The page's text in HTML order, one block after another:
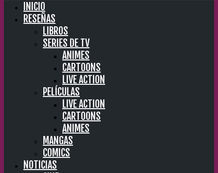
INICIO
RESEÑAS
LIBROS
SERIES DE TV
ANIMES
CARTOONS
LIVE ACTION
PELÍCULAS
LIVE ACTION
CARTOONS
ANIMES
MANGAS
COMICS
NOTICIAS